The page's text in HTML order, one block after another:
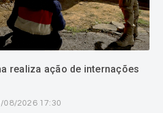
realiza ação de internações
08/2026 17:30